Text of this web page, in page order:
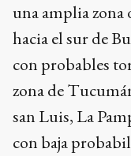
una amplia
hacia el sur de
con probables
zona de
san Luis, La
con baja